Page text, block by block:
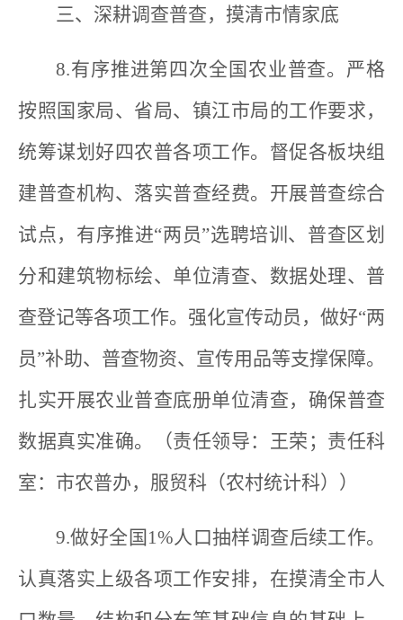
三、深耕调查普查，摸清市情家底
8.有序推进第四次全国农业普查。严格
按照国家局、省局、镇江市局的工作要求，
统筹谋划好四农普各项工作。督促各板块组
建普查机构、落实普查经费。开展普查综合
试点，有序推进“两员”选聘培训、普查区划
分和建筑物标绘、单位清查、数据处理、普
查登记等各项工作。强化宣传动员，做好“两
员”补助、普查物资、宣传用品等支撑保障。
扎实开展农业普查底册单位清查，确保普查
数据真实准确。（责任领导：王荣；责任科
室：市农普办，服贸科（农村统计科））
9.做好全国1%人口抽样调查后续工作。
认真落实上级各项工作安排，在摸清全市人